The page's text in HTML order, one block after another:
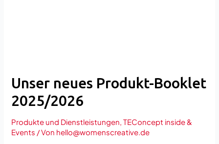
Unser neues Produkt-Booklet
2025/2026
Produkte und Dienstleistungen,TEConcept inside &
Events / Von hello@womenscreative.de